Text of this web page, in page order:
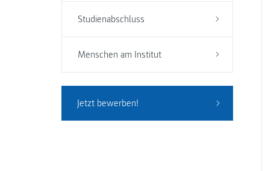
Studienabschluss
Menschen am Institut
Jetzt bewerben!